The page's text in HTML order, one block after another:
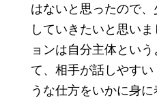
はないと思ったので
していきたいと思い
ョンは自分主体とい
て、相手が話しやす
うな仕方をいかに身